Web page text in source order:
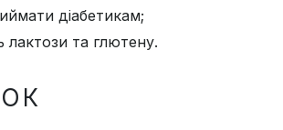
діабетикам;
лактози та глютену.